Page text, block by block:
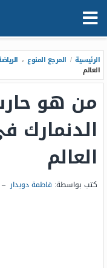
الرئيسية / المرجع المنوع ،
العالم
من هو
الدنمارك
العالم
كتب بواسطة: فاطمة دويدار –